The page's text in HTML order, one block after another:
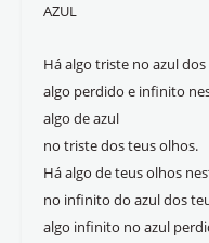
AZUL
Há algo triste no azul
algo perdido e infinito
algo de azul
no triste dos teus olhos.
Há algo de teus olhos
no infinito do azul dos
algo infinito no azul